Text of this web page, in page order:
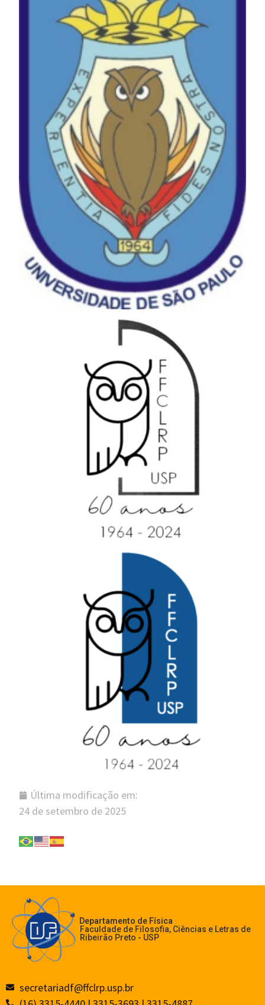
Última modificação em:
24 de setembro de 2025
Departamento de Física
Faculdade de Filosofia, Ciências e Letras de
Ribeirão Preto - USP
secretariadf@ffclrp.usp.br